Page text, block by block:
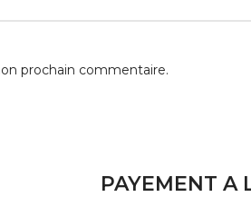
prochain commentaire.
PAYEMENT A